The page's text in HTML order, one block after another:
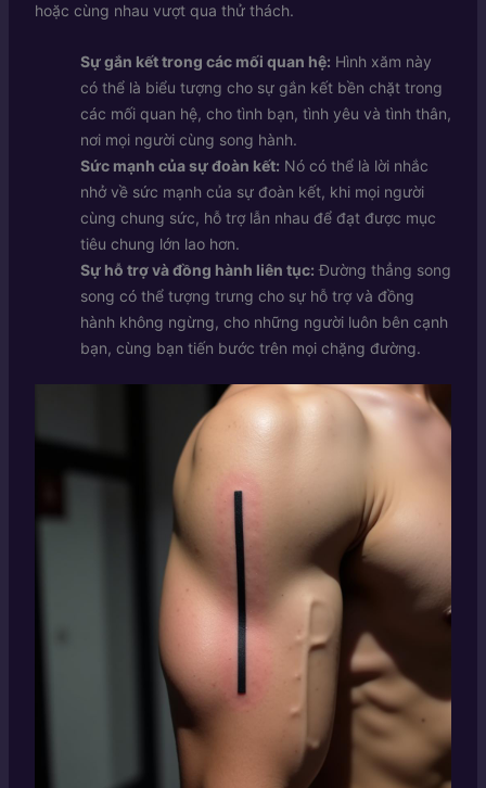
hoặc cùng nhau vượt qua thử thách.
Sự gắn kết trong các mối quan hệ: Hình xăm này
có thể là biểu tượng cho sự gắn kết bền chặt trong
các mối quan hệ, cho tình bạn, tình yêu và tình thân,
nơi mọi người cùng song hành.
Sức mạnh của sự đoàn kết: Nó có thể là lời nhắc
nhở về sức mạnh của sự đoàn kết, khi mọi người
cùng chung sức, hỗ trợ lẫn nhau để đạt được mục
tiêu chung lớn lao hơn.
Sự hỗ trợ và đồng hành liên tục: Đường thẳng song
song có thể tượng trưng cho sự hỗ trợ và đồng
hành không ngừng, cho những người luôn bên cạnh
bạn, cùng bạn tiến bước trên mọi chặng đường.